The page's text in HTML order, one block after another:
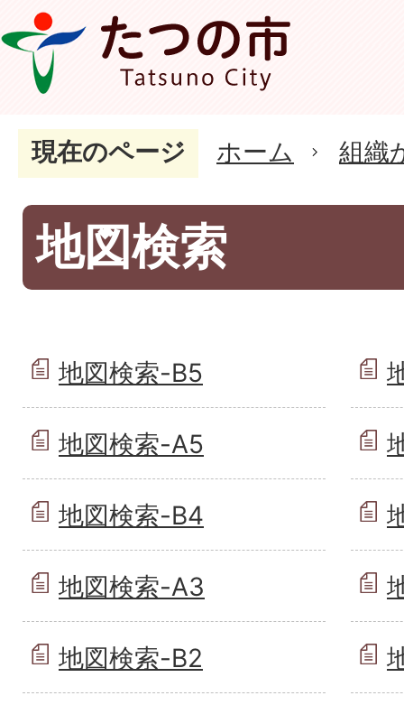
現在のページ ホーム 組織
地図検索
地図検索-B5
地図検索-A5
地図検索-B4
地図検索-A3
地図検索-B2